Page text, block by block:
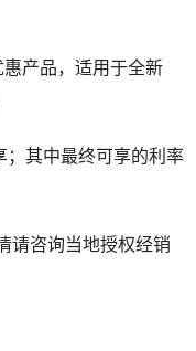
产品，适用于全新
其中最终可享的利率
请咨询当地授权经销